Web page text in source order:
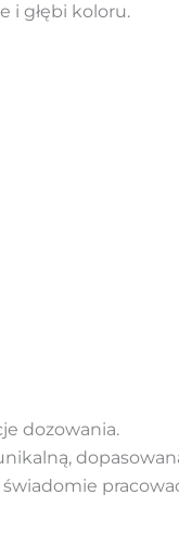
i głębi koloru.
dozowania.